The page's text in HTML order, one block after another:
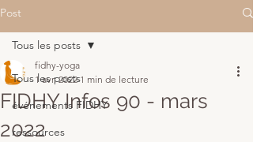
Post
Tous les posts
événements FIDHY
ressources
Tous les posts
FIDHY Infos 90 - mars
2022
fidhy-yoga
1 avr. 2022 1 min de lecture